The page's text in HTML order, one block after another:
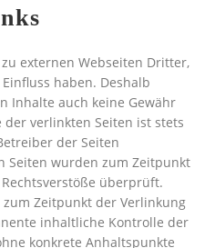
externen Webseiten Dritter,
haben. Deshalb
Inhalte auch keine Gewähr
verlinkten Seiten ist stets
der Seiten
Seiten wurden zum Zeitpunkt
überprüft.
Zeitpunkt der Verlinkung
inhaltliche Kontrolle der
konkrete Anhaltspunkte